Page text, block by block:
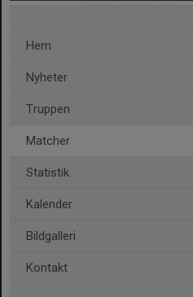
Hem
Nyheter
Truppen
Matcher
Statistik
Kalender
Bildgalleri
Kontakt